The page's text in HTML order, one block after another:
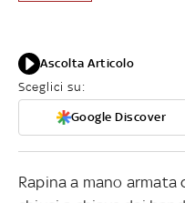
Ascolta Articolo
Sceglici su:
Google Discover
Rapina a mano